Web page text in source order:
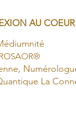
AU COEUR
La